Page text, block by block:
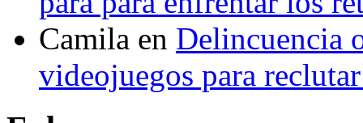
Camila en Delincuencia
videojuegos para